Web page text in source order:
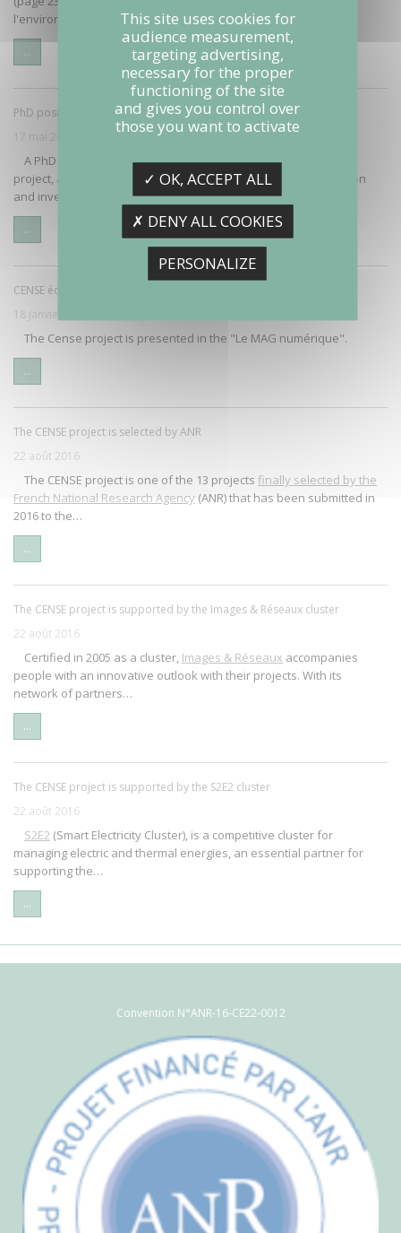
l'environnement sonore (27-29 novembre 2017)
...
PhD position at INRIA
17 mai 2017
A PhD thesis is proposed within the framework of the Cense
project, at INRIA with the collaboration of Ifsttar: "State estimation
and inverse modeling…
...
CENSE écoute les bruits grâce aux lampadaires
18 janvier 2017
The Cense project is presented in the "Le MAG numérique".
...
The CENSE project is selected by ANR
22 août 2016
The CENSE project is one of the 13 projects finally selected by the
French National Research Agency (ANR) that has been submitted in
2016 to the…
...
The CENSE project is supported by the Images & Réseaux cluster
22 août 2016
Certified in 2005 as a cluster, Images & Réseaux accompanies
people with an innovative outlook with their projects. With its
network of partners…
...
The CENSE project is supported by the S2E2 cluster
22 août 2016
S2E2 (Smart Electricity Cluster), is a competitive cluster for
managing electric and thermal energies, an essential partner for
supporting the…
...
Convention N°ANR-16-CE22-0012
This site uses cookies for
audience measurement,
targeting advertising,
necessary for the proper
functioning of the site
and gives you control over
those you want to activate
✓ OK, ACCEPT ALL
✗ DENY ALL COOKIES
PERSONALIZE